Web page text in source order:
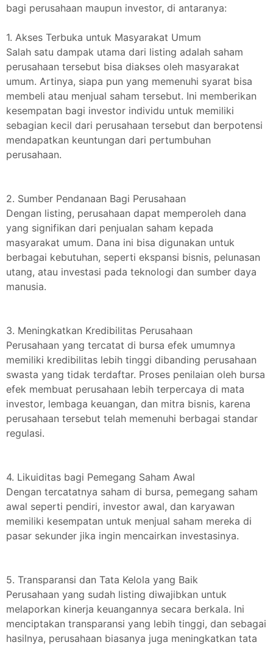
bagi perusahaan maupun investor, di antaranya:
1. Akses Terbuka untuk Masyarakat Umum
Salah satu dampak utama dari listing adalah saham
perusahaan tersebut bisa diakses oleh masyarakat
umum. Artinya, siapa pun yang memenuhi syarat bisa
membeli atau menjual saham tersebut. Ini memberikan
kesempatan bagi investor individu untuk memiliki
sebagian kecil dari perusahaan tersebut dan berpotensi
mendapatkan keuntungan dari pertumbuhan
perusahaan.
2. Sumber Pendanaan Bagi Perusahaan
Dengan listing, perusahaan dapat memperoleh dana
yang signifikan dari penjualan saham kepada
masyarakat umum. Dana ini bisa digunakan untuk
berbagai kebutuhan, seperti ekspansi bisnis, pelunasan
utang, atau investasi pada teknologi dan sumber daya
manusia.
3. Meningkatkan Kredibilitas Perusahaan
Perusahaan yang tercatat di bursa efek umumnya
memiliki kredibilitas lebih tinggi dibanding perusahaan
swasta yang tidak terdaftar. Proses penilaian oleh bursa
efek membuat perusahaan lebih terpercaya di mata
investor, lembaga keuangan, dan mitra bisnis, karena
perusahaan tersebut telah memenuhi berbagai standar
regulasi.
4. Likuiditas bagi Pemegang Saham Awal
Dengan tercatatnya saham di bursa, pemegang saham
awal seperti pendiri, investor awal, dan karyawan
memiliki kesempatan untuk menjual saham mereka di
pasar sekunder jika ingin mencairkan investasinya.
5. Transparansi dan Tata Kelola yang Baik
Perusahaan yang sudah listing diwajibkan untuk
melaporkan kinerja keuangannya secara berkala. Ini
menciptakan transparansi yang lebih tinggi, dan sebagai
hasilnya, perusahaan biasanya juga meningkatkan tata